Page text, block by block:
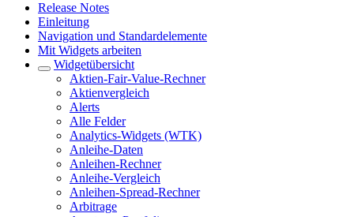
Release Notes
Einleitung
Navigation und Standardelemente
Mit Widgets arbeiten
Widgetübersicht
Aktien-Fair-Value-Rechner
Aktienvergleich
Alerts
Alle Felder
Analytics-Widgets (WTK)
Anleihe-Daten
Anleihen-Rechner
Anleihe-Vergleich
Anleihen-Spread-Rechner
Arbitrage